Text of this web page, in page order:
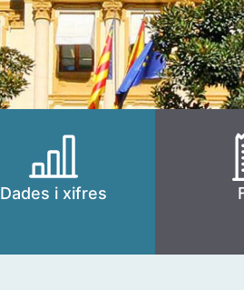
Dades i xifres